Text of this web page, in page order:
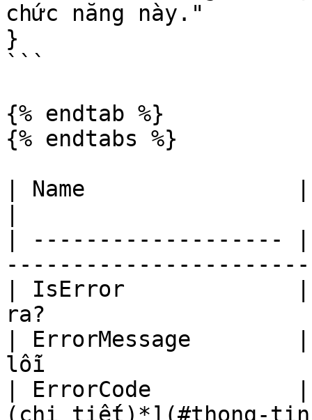
chức năng này."
}
```
{% endtab %}
{% endtabs %}
| Name                |
| -------------------
| IsError             |
ra?
| ErrorMessage
lỗi
| ErrorCode
(chi tiết)*](#thong-